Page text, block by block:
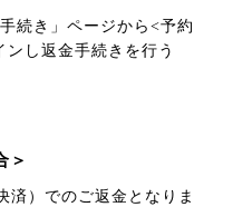
続き」ページから<予約
し返金手続きを行う
＞
済）でのご返金となりま